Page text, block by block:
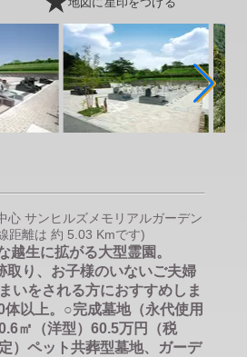
地図に星印をつける
サンヒルズメモリアルガーデン
距離は 約 5.03 Kmです)
越生に拡がる大型霊園。
取り、お子様のいないご夫婦
いをされる方におすすめしま
以上。○完成墓地（永代使用
㎡（洋型）60.5万円（税
）ペット共葬型墓地、ガーデ